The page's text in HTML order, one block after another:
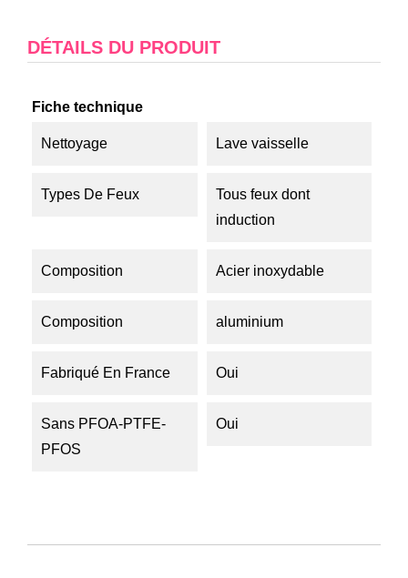
DÉTAILS DU PRODUIT
Fiche technique
Nettoyage Lave vaisselle
Types De Feux
Tous feux dont
induction
Composition Acier inoxydable
Composition aluminium
Fabriqué En France Oui
Sans PFOA-PTFE-
PFOS
Oui